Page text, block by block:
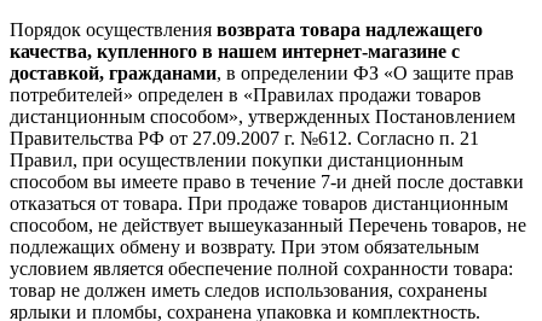
Порядок осуществления возврата товара надлежащего
качества, купленного в нашем интернет-магазине с
доставкой, гражданами, в определении ФЗ «О защите прав
потребителей» определен в «Правилах продажи товаров
дистанционным способом», утвержденных Постановлением
Правительства РФ от 27.09.2007 г. №612. Согласно п. 21
Правил, при осуществлении покупки дистанционным
способом вы имеете право в течение 7-и дней после доставки
отказаться от товара. При продаже товаров дистанционным
способом, не действует вышеуказанный Перечень товаров, не
подлежащих обмену и возврату. При этом обязательным
условием является обеспечение полной сохранности товара:
товар не должен иметь следов использования, сохранены
ярлыки и пломбы, сохранена упаковка и комплектность.